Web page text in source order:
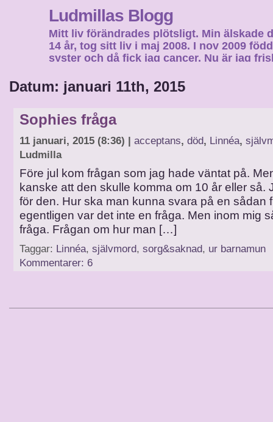
Ludmillas Blogg
Mitt liv förändrades plötsligt. Min älskade
14 år, tog sitt liv i maj 2008. I nov 2009
syster och då fick jag cancer. Nu är jag
Datum: januari 11th, 2015
Sophies fråga
11 januari, 2015 (8:36) | acceptans, död, Linnéa,
Ludmilla
Före jul kom frågan som jag hade väntat på.
kanske att den skulle komma om 10 år eller så.
för den. Hur ska man kunna svara på en sådan
egentligen var det inte en fråga. Men inom mig
fråga. Frågan om hur man […]
Taggar: Linnéa, självmord, sorg&saknad, ur barnamun
Kommentarer: 6